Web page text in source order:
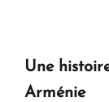
Une
Arménie